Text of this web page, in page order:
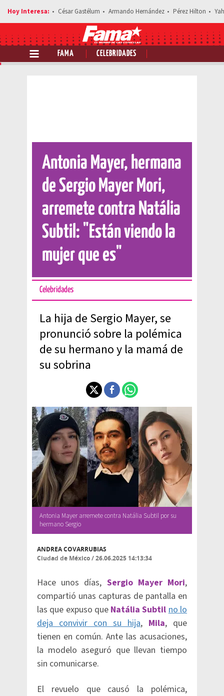
César Gastélum Armando Hernández Pérez Hilton
FAMA CELEBRIDADES
Comparte esta noticia
Antonia Mayer, hermana
de Sergio Mayer Mori,
arremete contra Natália
Subtil: "Están viendo la
mujer que es"
Celebridades
La hija de Sergio Mayer, se
pronunció sobre la polémica
de su hermano y la mamá de
su sobrina
Antonia Mayer arremete contra Natália Subtil por su
hermano Sergio
ANDREA COVARRUBIAS
Ciudad de México/26.06.2025 14:13:34
Hace unos días, Sergio Mayer Mori,
compartió unas capturas de pantalla en
las que expuso que Natália Subtilno lo
deja convivir con su hija, Mila, que
tienen en común. Ante las acusaciones,
la modelo aseguró que llevan tiempo
sin comunicarse.
El revuelo que causó la polémica,